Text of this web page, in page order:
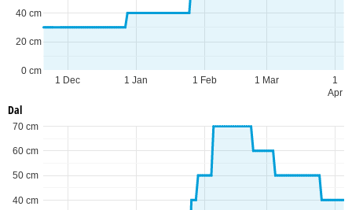
1 Dec 1 Jan 1 Feb 1 Mar
1
Apr
0 cm
20 cm
40 cm
Dal
40 cm
50 cm
60 cm
70 cm